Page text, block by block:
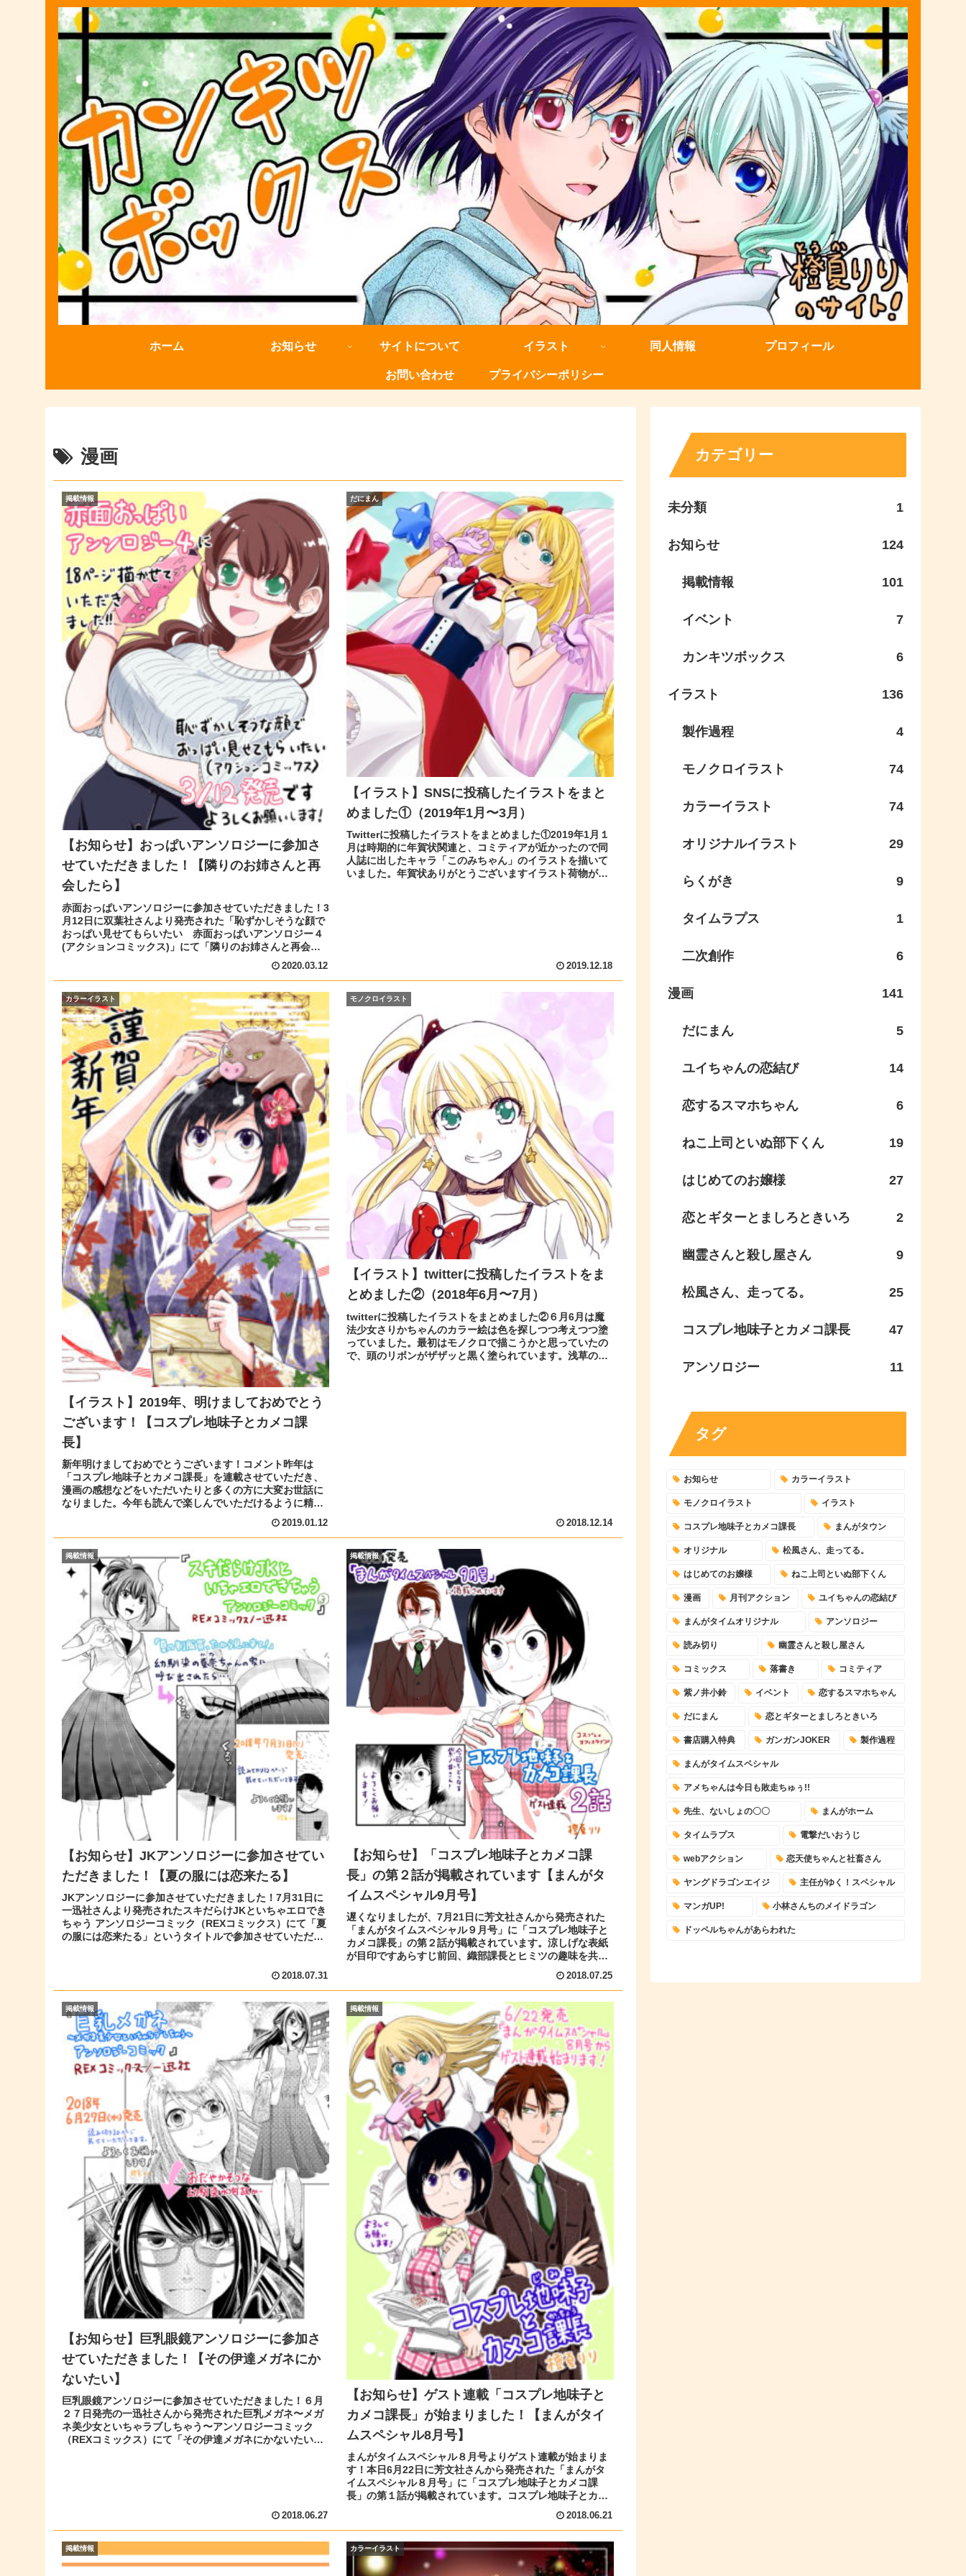
ホーム お知らせ サイトについて イラスト 同人情報 プロフィール
お問い合わせ プライバシーポリシー
漫画
掲載情報
【お知らせ】おっぱいアンソロジーに参加さ
せていただきました！【隣りのお姉さんと再
会したら】
赤面おっぱいアンソロジーに参加させていただきました！3
月12日に双葉社さんより発売された「恥ずかしそうな顔で
おっぱい見せてもらいたい 赤面おっぱいアンソロジー４
(アクションコミックス)」にて「隣りのお姉さんと再会し
2020.03.12
だにまん
【イラスト】SNSに投稿したイラストをまと
めました①（2019年1月〜3月）
Twitterに投稿したイラストをまとめました①2019年1月１
月は時期的に年賀状関連と、コミティアが近かったので同
人誌に出したキャラ「このみちゃん」のイラストを描いて
いました。年賀状ありがとうございますイラスト荷物が届
2019.12.18
カラーイラスト
【イラスト】2019年、明けましておめでとう
ございます！【コスプレ地味子とカメコ課
長】
新年明けましておめでとうございます！コメント昨年は
「コスプレ地味子とカメコ課長」を連載させていただき、
漫画の感想などをいただいたりと多くの方に大変お世話に
なりました。今年も読んで楽しんでいただけるように精一
2019.01.12
モノクロイラスト
【イラスト】twitterに投稿したイラストをま
とめました②（2018年6月〜7月）
twitterに投稿したイラストをまとめました②６月6月は魔
法少女さりかちゃんのカラー絵は色を探しつつ考えつつ塗
っていました。最初はモノクロで描こうかと思っていたの
で、頭のリボンがザザッと黒く塗られています。浅草のお
2018.12.14
掲載情報
【お知らせ】JKアンソロジーに参加させてい
ただきました！【夏の服には恋来たる】
JKアンソロジーに参加させていただきました！7月31日に
一迅社さんより発売されたスキだらけJKといちゃエロでき
ちゃう アンソロジーコミック（REXコミックス）にて「夏
の服には恋来たる」というタイトルで参加させていただき
2018.07.31
掲載情報
【お知らせ】「コスプレ地味子とカメコ課
長」の第２話が掲載されています【まんがタ
イムスペシャル9月号】
遅くなりましたが、7月21日に芳文社さんから発売された
「まんがタイムスペシャル９月号」に「コスプレ地味子と
カメコ課長」の第２話が掲載されています。涼しげな表紙
が目印ですあらすじ前回、織部課長とヒミツの趣味を共有
2018.07.25
掲載情報
【お知らせ】巨乳眼鏡アンソロジーに参加さ
せていただきました！【その伊達メガネにか
ないたい】
巨乳眼鏡アンソロジーに参加させていただきました！６月
２７日発売の一迅社さんから発売された巨乳メガネ〜メガ
ネ美少女といちゃラブしちゃう〜アンソロジーコミック
（REXコミックス）にて「その伊達メガネにかないたい」
2018.06.27
掲載情報
【お知らせ】ゲスト連載「コスプレ地味子と
カメコ課長」が始まりました！【まんがタイ
ムスペシャル8月号】
まんがタイムスペシャル８月号よりゲスト連載が始まりま
す！本日6月22日に芳文社さんから発売された「まんがタ
イムスペシャル８月号」に「コスプレ地味子とカメコ課
長」の第１話が掲載されています。コスプレ地味子とカメ
2018.06.21
掲載情報 カラーイラスト
カテゴリー
未分類 1
お知らせ 124
掲載情報 101
イベント 7
カンキツボックス 6
イラスト 136
製作過程 4
モノクロイラスト 74
カラーイラスト 74
オリジナルイラスト 29
らくがき 9
タイムラプス 1
二次創作 6
漫画 141
だにまん 5
ユイちゃんの恋結び 14
恋するスマホちゃん 6
ねこ上司といぬ部下くん 19
はじめてのお嬢様 27
恋とギターとましろときいろ 2
幽霊さんと殺し屋さん 9
松風さん、走ってる。 25
コスプレ地味子とカメコ課長 47
アンソロジー 11
タグ
お知らせ カラーイラスト
モノクロイラスト イラスト
コスプレ地味子とカメコ課長 まんがタウン
オリジナル 松風さん、走ってる。
はじめてのお嬢様 ねこ上司といぬ部下くん
漫画 月刊アクション ユイちゃんの恋結び
まんがタイムオリジナル アンソロジー
読み切り 幽霊さんと殺し屋さん
コミックス 落書き コミティア
紫ノ井小鈴 イベント 恋するスマホちゃん
だにまん 恋とギターとましろときいろ
書店購入特典 ガンガンJOKER 製作過程
まんがタイムスペシャル
アメちゃんは今日も敗走ちゅぅ!!
先生、ないしょの〇〇 まんがホーム
タイムラプス 電撃だいおうじ
webアクション 恋天使ちゃんと社畜さん
ヤングドラゴンエイジ 主任がゆく！スペシャル
マンガUP! 小林さんちのメイドラゴン
ドッペルちゃんがあらわれた